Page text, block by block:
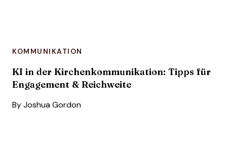
KOMMUNIKATION
KI in der Kirchenkommunikation: Tipps für
Engagement & Reichweite
By Joshua Gordon